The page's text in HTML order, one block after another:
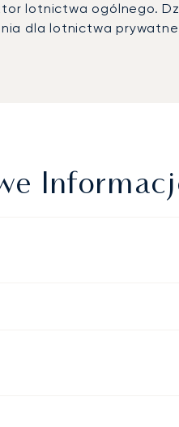
lotnictwa ogólnego.
dla lotnictwa